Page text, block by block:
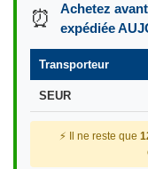
⏰
Achetez
expédiée
Transporteur
SEUR
⚡ Il ne reste que